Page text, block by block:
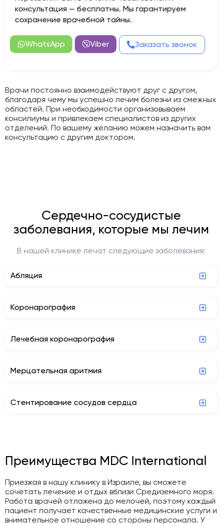
консультация — бесплатны. Мы гарантируем
сохранение врачебной тайны.
WhatsApp Viber Заказать звонок
Врачи постоянно взаимодействуют друг с другом,
благодаря чему мы успешно лечим болезни из смежных
областей. При необходимости организовываем
консилиумы и привлекаем специалистов из других
отделений. По вашему желанию можем назначить вам
консультацию с другим доктором.
Сердечно-сосудистые
заболевания, которые мы лечим
В нашей клинике лечат следующие заболевания:
Абляция
Коронарография
Лечебная коронарография
Мерцательная аритмия
Стентирование сосудов сердца
Преимущества MDC International
Приезжая в нашу клинику в Израиле, вы сможете
сочетать лечение и отдых вблизи Средиземного моря.
Работа врачей отлажена до мелочей, поэтому каждый
пациент получает качественные медицинские услуги и
внимательное отношение со стороны персонала. У